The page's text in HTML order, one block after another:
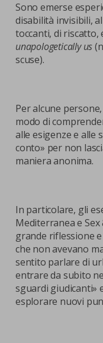
Sono emerse
disabilità invisibili,
toccanti, di riscatto,
unapologetically us
scuse).
Per alcune
modo di
alle esigenze e alle
conto» per non
maniera anonima.
In particolare, gli
Mediterranea e
grande riflessione
che non avevano
sentito parlare di
entrare da subito
sguardi giudicanti»
esplorare nuovi